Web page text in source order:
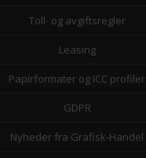
Toll- og avgiftsregler
Leasing
Papirformater og ICC profiler
GDPR
Nyheder fra Grafisk-Handel